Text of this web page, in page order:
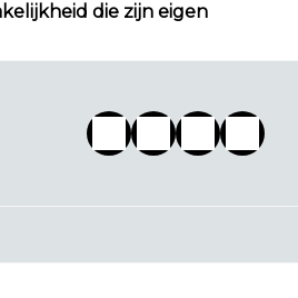
die zijn eigen